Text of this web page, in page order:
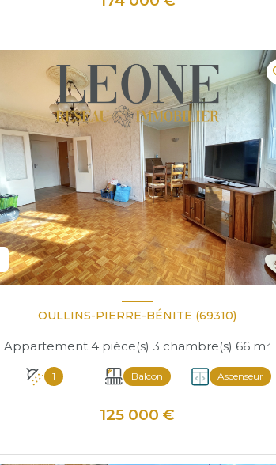
OULLINS-PIERRE-BÉNITE (69310)
Appartement 4 pièce(s) 3 chambre(s) 66 m²
1 Balcon Ascenseur
125 000 €